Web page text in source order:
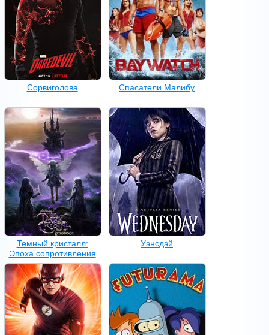
Сорвиголова Спасатели Малибу
Темный кристалл:
Эпоха сопротивления
Уэнсдэй